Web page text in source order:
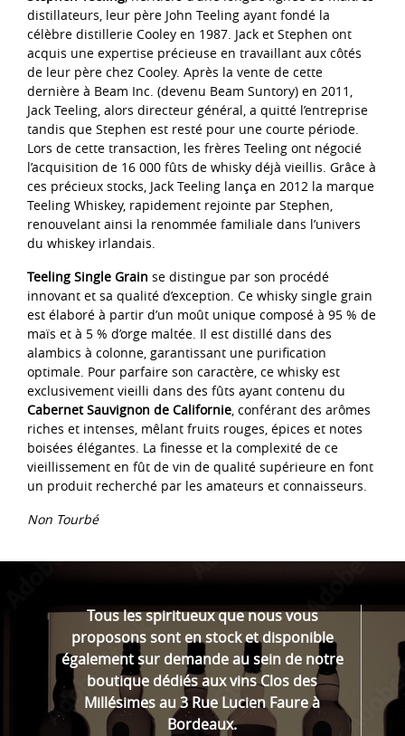
distillateurs, leur père John Teeling ayant fondé la
célèbre distillerie Cooley en 1987. Jack et Stephen ont
acquis une expertise précieuse en travaillant aux côtés
de leur père chez Cooley. Après la vente de cette
dernière à Beam Inc. (devenu Beam Suntory) en 2011,
Jack Teeling, alors directeur général, a quitté l’entreprise
tandis que Stephen est resté pour une courte période.
Lors de cette transaction, les frères Teeling ont négocié
l’acquisition de 16 000 fûts de whisky déjà vieillis. Grâce à
ces précieux stocks, Jack Teeling lança en 2012 la marque
Teeling Whiskey, rapidement rejointe par Stephen,
renouvelant ainsi la renommée familiale dans l’univers
du whiskey irlandais.
Teeling Single Grain se distingue par son procédé
innovant et sa qualité d’exception. Ce whisky single grain
est élaboré à partir d’un moût unique composé à 95 % de
maïs et à 5 % d’orge maltée. Il est distillé dans des
alambics à colonne, garantissant une purification
optimale. Pour parfaire son caractère, ce whisky est
exclusivement vieilli dans des fûts ayant contenu du
Cabernet Sauvignon de Californie, conférant des arômes
riches et intenses, mêlant fruits rouges, épices et notes
boisées élégantes. La finesse et la complexité de ce
vieillissement en fût de vin de qualité supérieure en font
un produit recherché par les amateurs et connaisseurs.
Non Tourbé
Tous les spiritueux que nous vous
proposons sont en stock et disponible
également sur demande au sein de notre
boutique dédiés aux vins Clos des
Millésimes au 3 Rue Lucien Faure à
Bordeaux.